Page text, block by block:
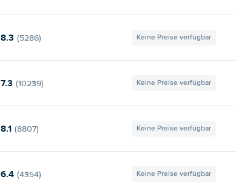
8.3 (5286) Keine Preise verfügbar
7.3 (10239) Keine Preise verfügbar
8.1 (8807) Keine Preise verfügbar
6.4 (4354) Keine Preise verfügbar